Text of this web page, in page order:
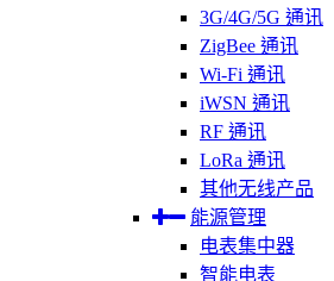
3G/4G/5G 通讯
ZigBee 通讯
Wi-Fi 通讯
iWSN 通讯
RF 通讯
LoRa 通讯
其他无线产品
能源管理
电表集中器
智能电表